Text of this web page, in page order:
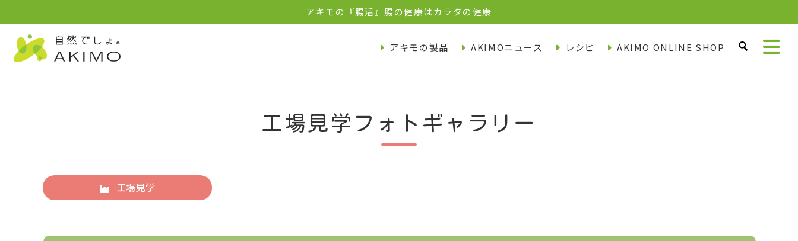
アキモの『腸活』腸の健康はカラダの健康
アキモの製品 AKIMOニュース レシピ AKIMO ONLINE SHOP
工場見学フォトギャラリー
工場見学